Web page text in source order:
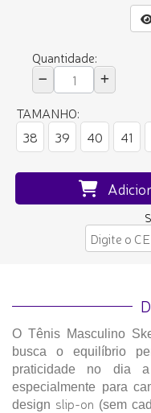
Quantidade:
TAMANHO:
38
39 40 41
O Tênis Masculino
busca o equilíbrio
praticidade no dia
especialmente para
design slip-on (sem